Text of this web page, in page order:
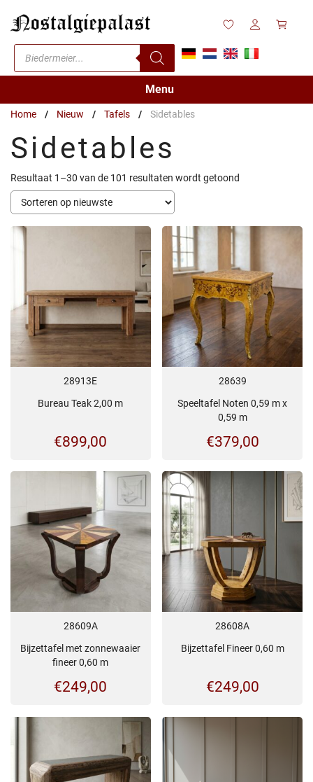
naar
inhoud
Producten
zoeken
Menu
Home / Nieuw / Tafels / Sidetables
Sidetables
Resultaat 1–30 van de 101 resultaten wordt getoond
28913E
Bureau Teak 2,00 m
€899,00
28639
Speeltafel Noten 0,59 m x
0,59 m
€379,00
28609A
Bijzettafel met zonnewaaier
fineer 0,60 m
€249,00
28608A
Bijzettafel Fineer 0,60 m
€249,00